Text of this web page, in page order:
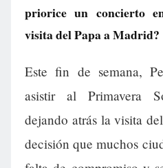
priorice un concierto
visita del Papa a Madrid?
Este fin de semana,
asistir al Primavera
dejando atrás la visita
decisión que muchos